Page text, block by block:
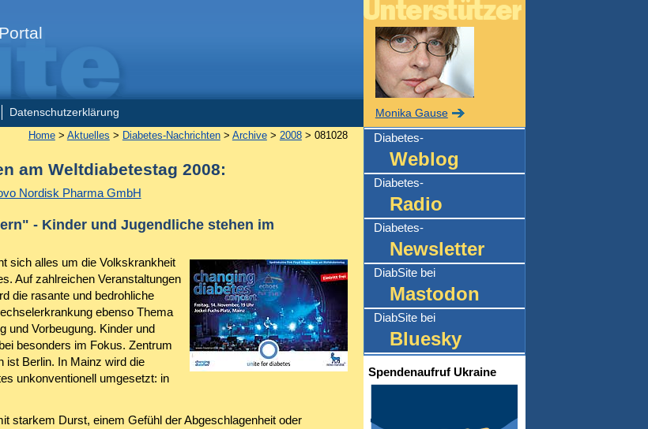
Datenschutzerklärung
Home> Aktuelles > Diabetes-Nachrichten> Archive> 2008> 081028
am Weltdiabetestag 2008:
Nordisk Pharma GmbH
- Kinder und Jugendliche stehen im
sich alles um die Volkskrankheit
Auf zahlreichen Veranstaltungen
die rasante und bedrohliche
ebenso Thema
und Vorbeugung. Kinder und
besonders im Fokus. Zentrum
ist Berlin. In Mainz wird die
unkonventionell umgesetzt: in
starkem Durst, einem Gefühl der Abgeschlagenheit oder
Monika Gause
Diabetes-
Weblog
Diabetes-
Radio
Diabetes-
Newsletter
DiabSite bei
Mastodon
DiabSite bei
Bluesky
Spendenaufruf Ukraine